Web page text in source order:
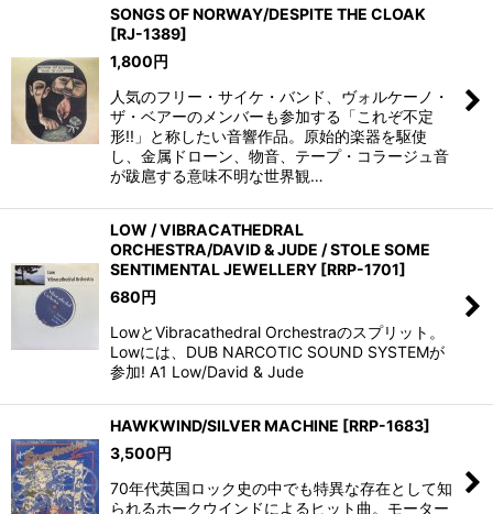
SONGS OF NORWAY/DESPITE THE CLOAK
[RJ-1389]
1,800 円
人気のフリー・サイケ・バンド、ヴォルケーノ・
ザ・ベアーのメンバーも参加する「これぞ不定
形!!」と称したい音響作品。原始的楽器を駆使
し、金属ドローン、物音、テープ・コラージュ音
が跋扈する意味不明な世界観…
LOW / VIBRACATHEDRAL
ORCHESTRA/DAVID & JUDE / STOLE SOME
SENTIMENTAL JEWELLERY [RRP-1701]
680 円
LowとVibracathedral Orchestraのスプリット。
Lowには、DUB NARCOTIC SOUND SYSTEMが
参加! A1 Low/David & Jude
HAWKWIND/SILVER MACHINE [RRP-1683]
3,500 円
70年代英国ロック史の中でも特異な存在として知
られるホークウインドによるヒット曲。モーター